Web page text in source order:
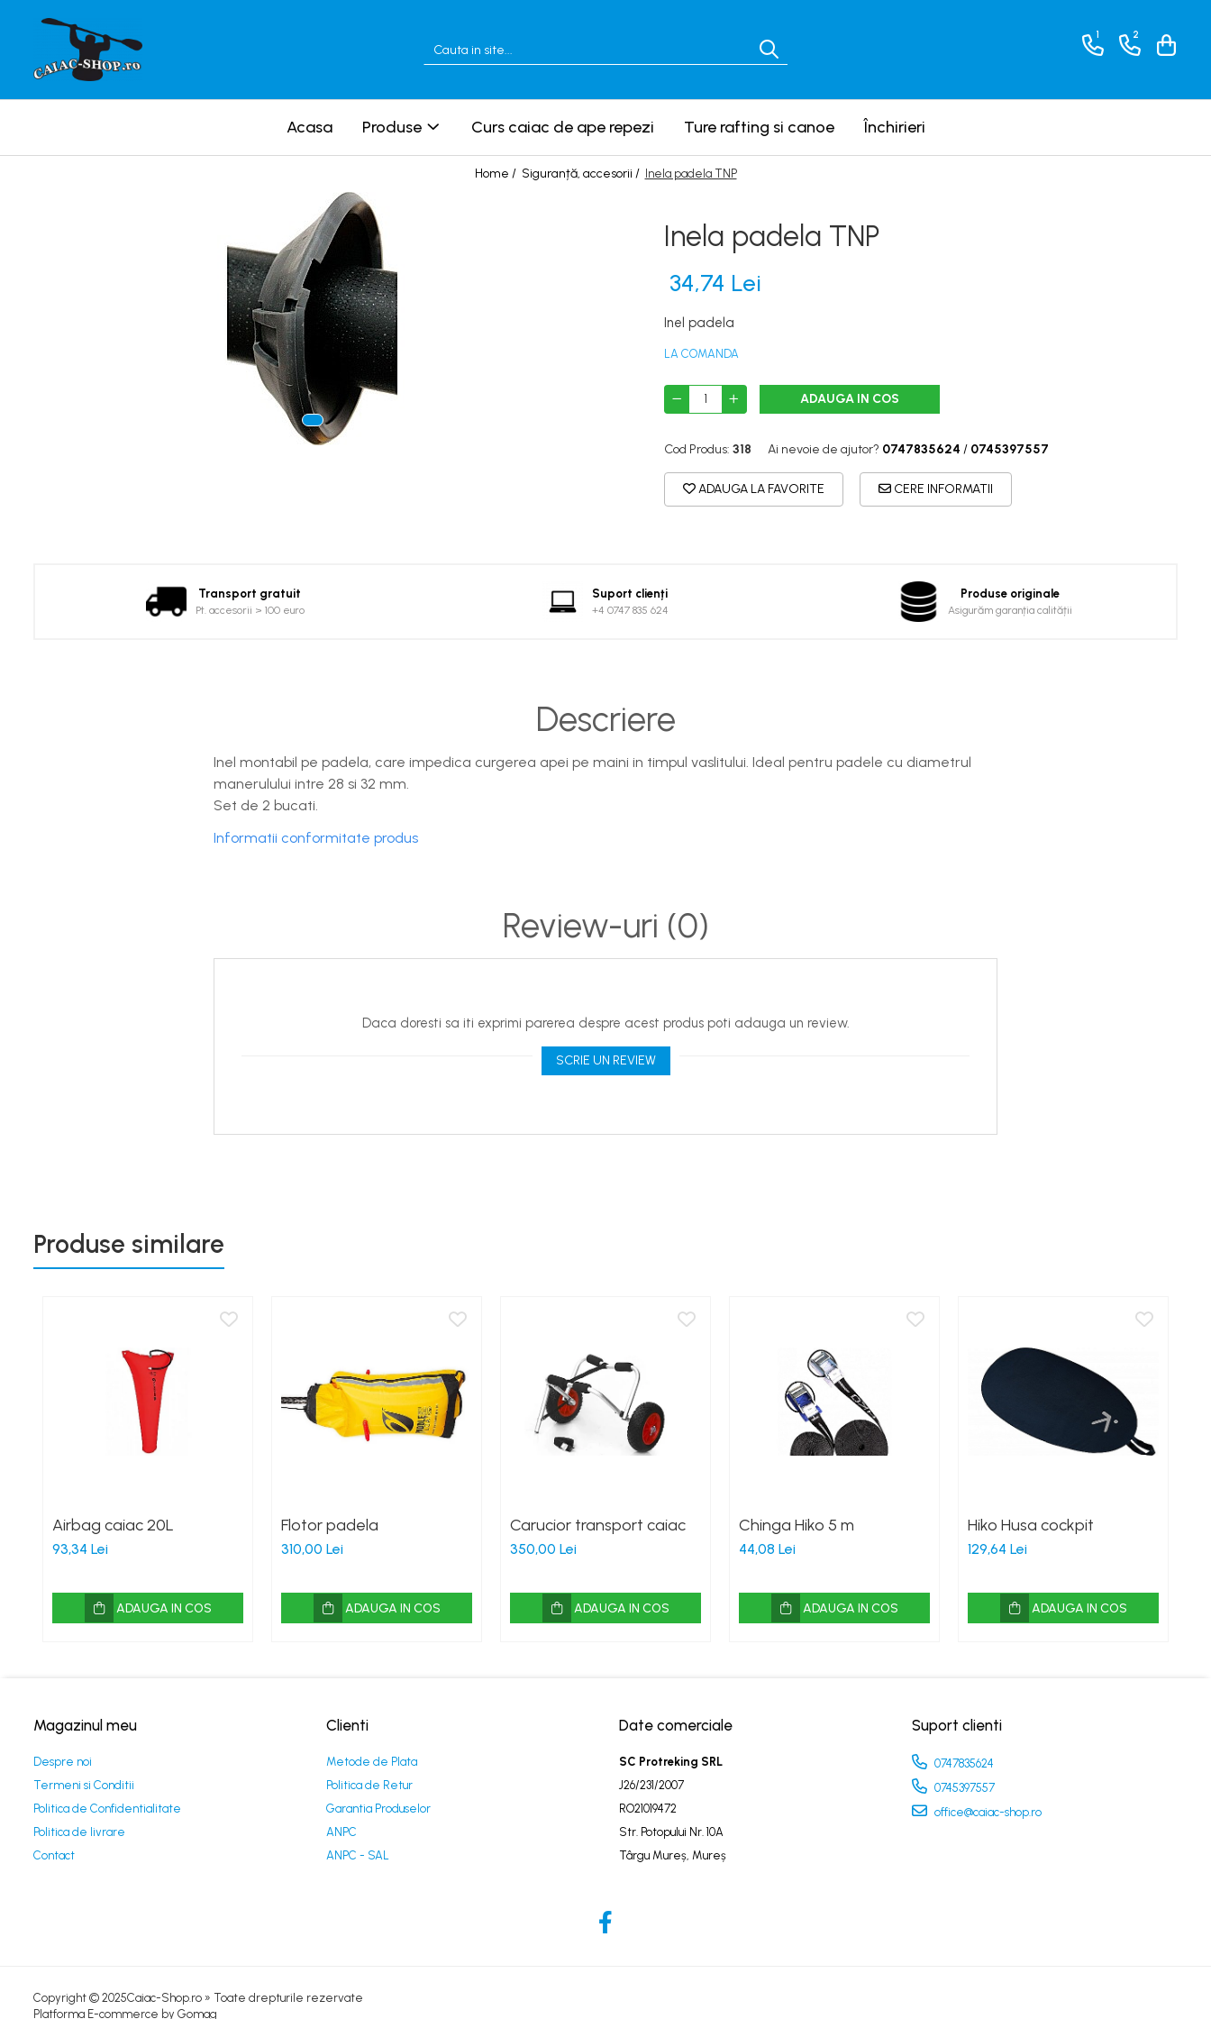
Produse
Caiace
Caiace de ape repezi (whitewater)
Padele de tură și de mare
1 2
Acasa Produse Curs caiac de ape repezi Ture rafting si canoe Închirieri
Home / Siguranță, accesorii / Inela padela TNP
Inela padela TNP
34,74 Lei
Inel padela
LA COMANDA
ADAUGA IN COS
Cod Produs: 318 Ai nevoie de ajutor? 0747835624 / 0745397557
ADAUGA LA FAVORITE CERE INFORMATII
Transport gratuit
Pt. accesorii > 100 euro
Suport clienți
+4 0747 835 624
Produse originale
Asigurăm garanția calității
Descriere
Inel montabil pe padela, care impedica curgerea apei pe maini in timpul vaslitului. Ideal pentru padele cu diametrul
manerulului intre 28 si 32 mm.
Set de 2 bucati.
Informatii conformitate produs
Review-uri (0)
Daca doresti sa iti exprimi parerea despre acest produs poti adauga un review.
SCRIE UN REVIEW
Produse similare
Airbag caiac 20L
93,34 Lei
ADAUGA IN COS
Flotor padela
310,00 Lei
ADAUGA IN COS
Carucior transport caiac
350,00 Lei
ADAUGA IN COS
Chinga Hiko 5 m
44,08 Lei
ADAUGA IN COS
Hiko Husa cockpit
129,64 Lei
ADAUGA IN COS
Magazinul meu
Despre noi
Termeni si Conditii
Politica de Confidentialitate
Politica de livrare
Contact
Clienti
Metode de Plata
Politica de Retur
Garantia Produselor
ANPC
ANPC - SAL
Date comerciale
SC Protreking SRL
J26/231/2007
RO21019472
Str. Potopului Nr. 10A
Târgu Mureș, Mureș
Suport clienti
0747835624
0745397557
office@caiac-shop.ro
Copyright © 2025Caiac-Shop.ro » Toate drepturile rezervate
Platforma E-commerce by Gomag